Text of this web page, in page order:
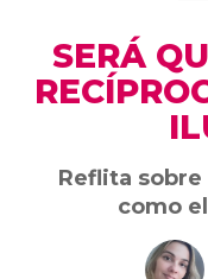
SERÁ
Reflita
como